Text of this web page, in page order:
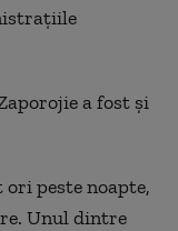
a fost și
peste noapte,
Unul dintre